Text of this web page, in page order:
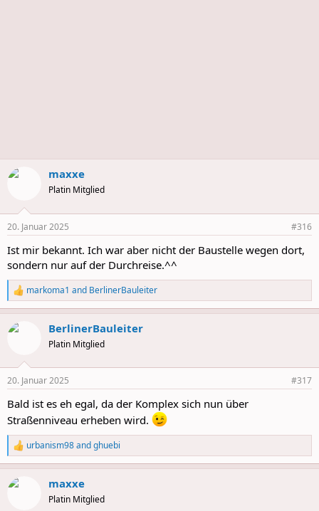
maxxe
Platin Mitglied
20. Januar 2025 #316
Ist mir bekannt. Ich war aber nicht der Baustelle wegen dort,
sondern nur auf der Durchreise.^^
R
e
a
c
s
markoma1 and BerlinerBauleiter
BerlinerBauleiter
Platin Mitglied
20. Januar 2025 #317
Bald ist es eh egal, da der Komplex sich nun über
Straßenniveau erheben wird.
R
e
a
c
urbanism98andghuebi
maxxe
Platin Mitglied